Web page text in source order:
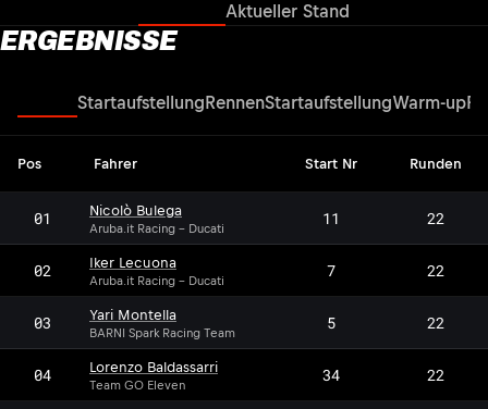
Aktueller Stand
ERGEBNISSE
StartaufstellungRennenStartaufstellungWarm-up
Pos Fahrer Start Nr Runden
01 Nicolò Bulega
Aruba.it Racing - Ducati 11 22
02 Iker Lecuona
Aruba.it Racing - Ducati 7 22
03 Yari Montella
BARNI Spark Racing Team 5 22
04 Lorenzo Baldassarri
Team GO Eleven 34 22